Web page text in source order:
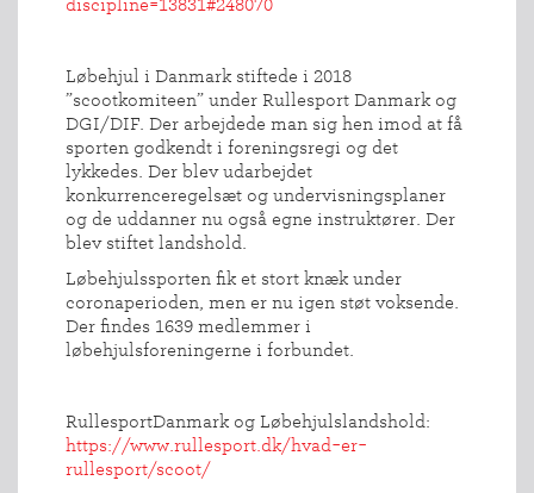
INDMELDELSE
BREDDEPULJE
NYHEDER
SPORTSGRENE
VÆRKTØJSKASSEN
KONKURRENCER
discipline=13831#248070
Løbehjul i Danmark stiftede i 2018
”scootkomiteen” under Rullesport Danmark og
DGI/DIF. Der arbejdede man sig hen imod at få
sporten godkendt i foreningsregi og det
lykkedes. Der blev udarbejdet
konkurrenceregelsæt og undervisningsplaner
og de uddanner nu også egne instruktører. Der
blev stiftet landshold.
Løbehjulssporten fik et stort knæk under
coronaperioden, men er nu igen støt voksende.
Der findes 1639 medlemmer i
løbehjulsforeningerne i forbundet.
RullesportDanmark og Løbehjulslandshold:
https://www.rullesport.dk/hvad-er-
rullesport/scoot/